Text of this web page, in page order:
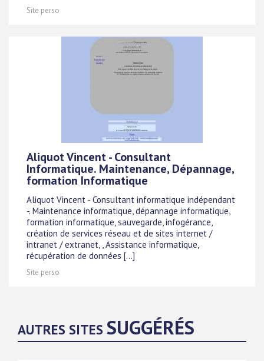
Site perso
Aliquot Vincent - Consultant
Informatique. Maintenance, Dépannage,
formation Informatique
Aliquot Vincent - Consultant informatique indépendant
-. Maintenance informatique, dépannage informatique,
formation informatique, sauvegarde, infogérance,
création de services réseau et de sites internet /
intranet / extranet, , Assistance informatique,
récupération de données [...]
Site perso
AUTRES SITES SUGGÉRÉS